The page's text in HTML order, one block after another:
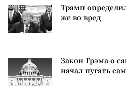
Трамп
же во вред
Закон Грэма о
начал пугать